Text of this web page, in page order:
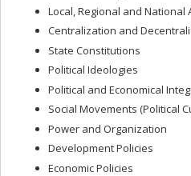
Local, Regional and National
Centralization and
State Constitutions
Political Ideologies
Political and Economical
Social Movements (Political
Power and Organization
Development Policies
Economic Policies